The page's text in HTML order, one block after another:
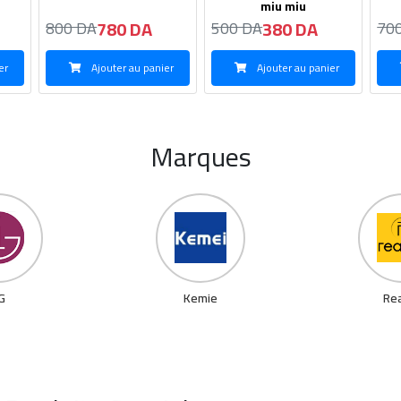
500 DA380 DA
Ajouter au panier
Mui
700 DA680 DA
Ajouter au panier
Marques
Kemie